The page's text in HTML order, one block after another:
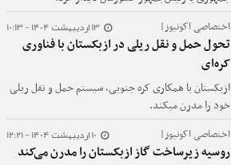
13 اردیبهشت 1404 - 10:13 اختصاصی اکونیوز|
تحول حمل و نقل ریلی در ازبکستان با فناوری
کره‌ای
ازبکستان با همکاری کره جنوبی، سیستم حمل و نقل ریلی
خود را مدرن میکند.
10 اردیبهشت 1404 - 12:21 اختصاصی اکونیوز|
روسیه زیرساخت گاز ازبکستان را مدرن می‌کند